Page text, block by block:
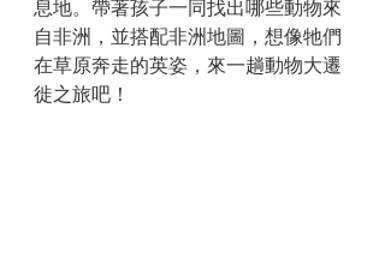
息地。帶著孩子一同找出哪些動物來
自非洲，並搭配非洲地圖，想像牠們
在草原奔走的英姿，來一趟動物大遷
徙之旅吧！